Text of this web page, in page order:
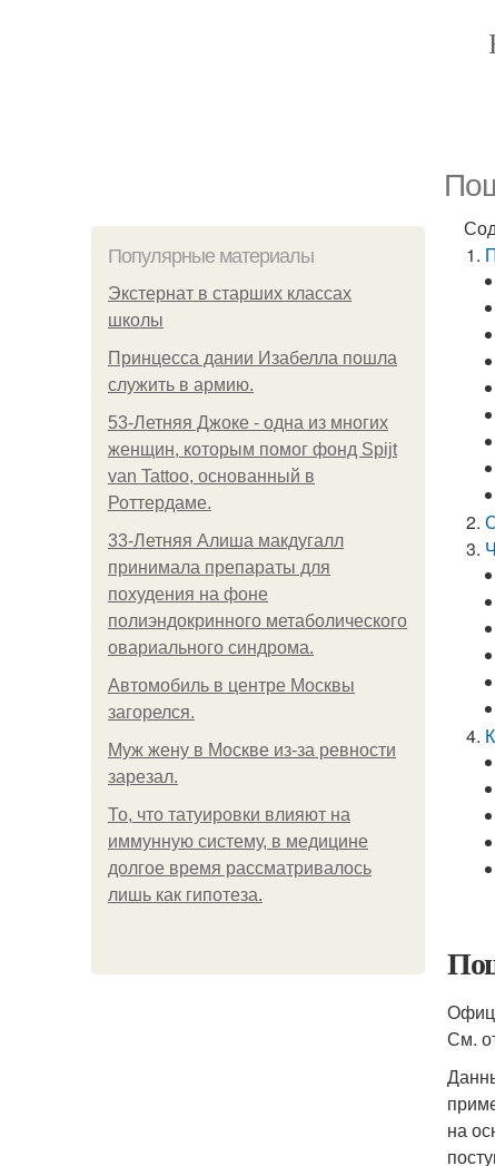
Популярные материалы
Экстернат в старших классах
школы
Принцесса дании Изабелла пошла
служить в армию.
53-Летняя Джоке - одна из многих
женщин, которым помог фонд Spijt
van Tattoo, основанный в
Роттердаме.
33-Летняя Алиша макдугалл
принимала препараты для
похудения на фоне
полиэндокринного метаболического
овариального синдрома.
Автомобиль в центре Москвы
загорелся.
Mуж жену в Москве из-за ревности
зарезал.
То, что татуировки влияют на
иммунную систему, в медицине
долгое время рассматривалось
лишь как гипотеза.
См.
на